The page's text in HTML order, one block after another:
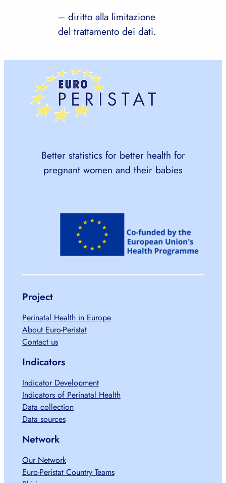
– diritto alla limitazione
del trattamento dei dati.
Better statistics for better health for
pregnant women and their babies
Project
Perinatal Health in Europe
About Euro-Peristat
Contact us
Indicators
Indicator Development
Indicators of Perinatal Health
Data collection
Data sources
Network
Our Network
Euro-Peristat Country Teams